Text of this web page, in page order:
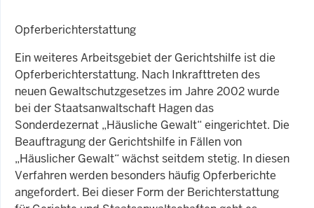
Opferberichterstattung
Ein weiteres Arbeitsgebiet der Gerichtshilfe ist die
Opferberichterstattung. Nach Inkrafttreten des
neuen Gewaltschutzgesetzes im Jahre 2002 wurde
bei der Staatsanwaltschaft Hagen das
Sonderdezernat „Häusliche Gewalt“ eingerichtet. Die
Beauftragung der Gerichtshilfe in Fällen von
„Häuslicher Gewalt“ wächst seitdem stetig. In diesen
Verfahren werden besonders häufig Opferberichte
angefordert. Bei dieser Form der Berichterstattung